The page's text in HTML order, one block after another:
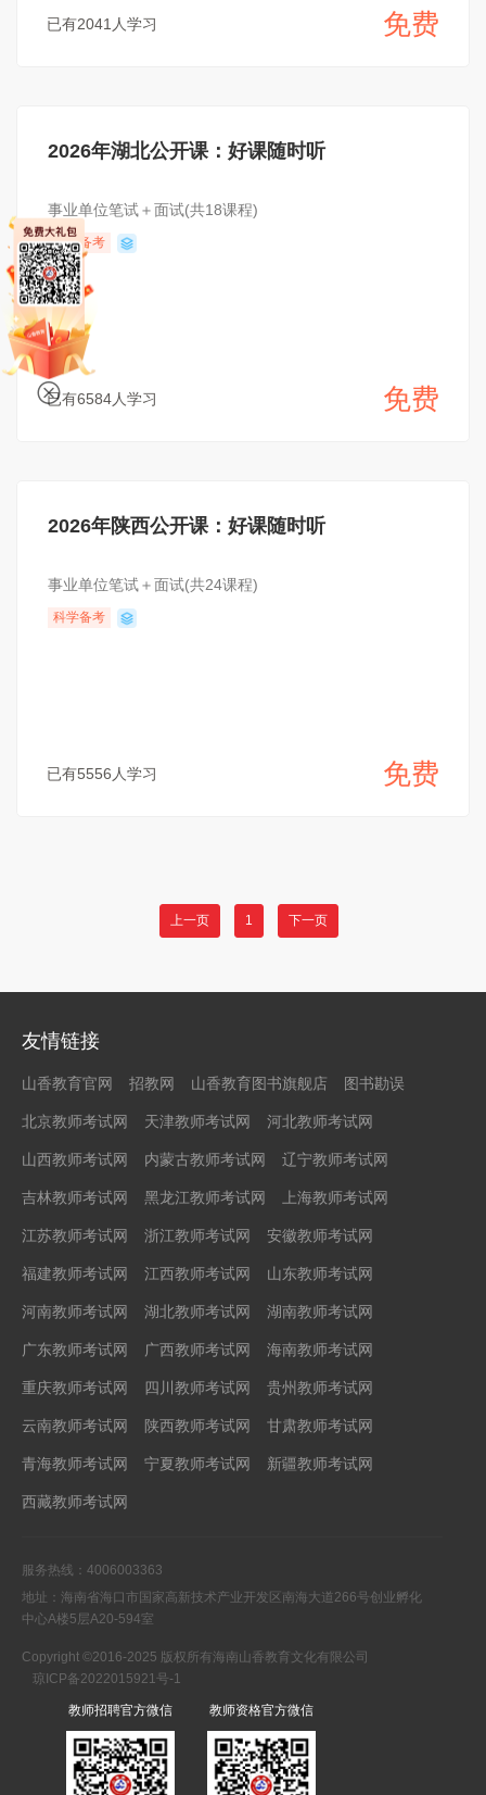
已有2041人学习 免费
2026年湖北公开课：好课随时听
事业单位笔试＋面试(共18课程)
系统备考
已有6584人学习 免费
2026年陕西公开课：好课随时听
事业单位笔试＋面试(共24课程)
科学备考
已有5556人学习 免费
上一页 1 下一页
友情链接
山香教育官网 招教网 山香教育图书旗舰店 图书勘误
北京教师考试网 天津教师考试网 河北教师考试网
山西教师考试网 内蒙古教师考试网 辽宁教师考试网
吉林教师考试网 黑龙江教师考试网 上海教师考试网
江苏教师考试网 浙江教师考试网 安徽教师考试网
福建教师考试网 江西教师考试网 山东教师考试网
河南教师考试网 湖北教师考试网 湖南教师考试网
广东教师考试网 广西教师考试网 海南教师考试网
重庆教师考试网 四川教师考试网 贵州教师考试网
云南教师考试网 陕西教师考试网 甘肃教师考试网
青海教师考试网 宁夏教师考试网 新疆教师考试网
西藏教师考试网
服务热线：4006003363
地址：海南省海口市国家高新技术产业开发区南海大道266号创业孵化
中心A楼5层A20-594室
Copyright ©2016-2025 版权所有海南山香教育文化有限公司
琼ICP备2022015921号-1
教师招聘官方微信 教师资格官方微信